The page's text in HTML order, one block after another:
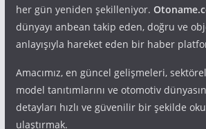
her gün yeniden şekilleniyor.
dünyayı anbean takip eden, doğru ve
anlayışıyla hareket eden bir haber
Amacımız, en güncel gelişmeleri,
model tanıtımlarını ve otomotiv
detayları hızlı ve güvenilir bir şekilde
ulaştırmak.